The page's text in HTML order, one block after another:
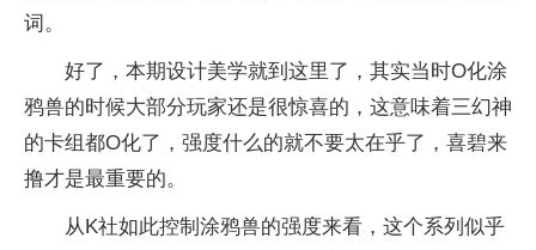
词。
好了，本期设计美学就到这里了，其实当时O化涂
鸦兽的时候大部分玩家还是很惊喜的，这意味着三幻神
的卡组都O化了，强度什么的就不要太在乎了，喜碧来
撸才是最重要的。
从K社如此控制涂鸦兽的强度来看，这个系列似乎